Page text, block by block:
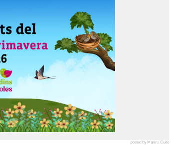
posted by Marina Cuito